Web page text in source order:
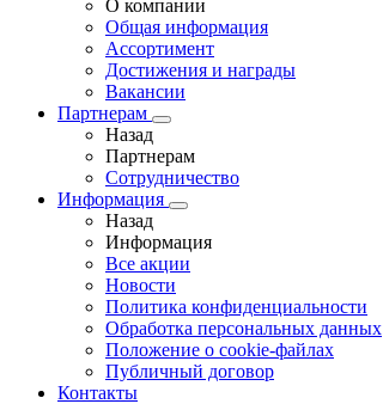
О компании
Общая информация
Ассортимент
Достижения и награды
Вакансии
Партнерам
Назад
Партнерам
Сотрудничество
Информация
Назад
Информация
Все акции
Новости
Политика конфиденциальности
Обработка персональных данных
Положение о cookie-файлах
Публичный договор
Контакты